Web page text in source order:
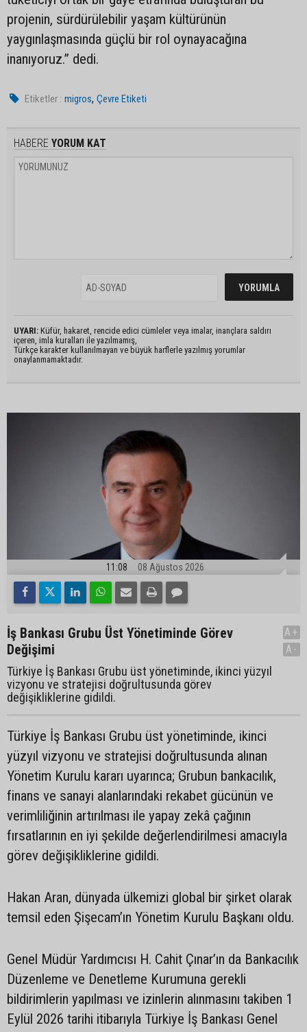
projenin, sürdürülebilir yaşam kültürünün
yaygınlaşmasında güçlü bir rol oynayacağına
inanıyoruz.” dedi.
Etiketler : migros,Çevre Etiketi
HABERE YORUM KAT
UYARI: Küfür, hakaret, rencide edici cümleler veya imalar, inançlara saldırı
içeren, imla kuralları ile yazılmamış,
Türkçe karakter kullanılmayan ve büyük harflerle yazılmış yorumlar
onaylanmamaktadır.
11:08 08 Ağustos 2026
İş Bankası Grubu Üst Yönetiminde Görev
Değişimi
Türkiye İş Bankası Grubu üst yönetiminde, ikinci yüzyıl
vizyonu ve stratejisi doğrultusunda görev
değişikliklerine gidildi.
A+
A-
Türkiye İş Bankası Grubu üst yönetiminde, ikinci
yüzyıl vizyonu ve stratejisi doğrultusunda alınan
Yönetim Kurulu kararı uyarınca; Grubun bankacılık,
finans ve sanayi alanlarındaki rekabet gücünün ve
verimliliğinin artırılması ile yapay zekâ çağının
fırsatlarının en iyi şekilde değerlendirilmesi amacıyla
görev değişikliklerine gidildi.
Hakan Aran, dünyada ülkemizi global bir şirket olarak
temsil eden Şişecam’ın Yönetim Kurulu Başkanı oldu.
Genel Müdür Yardımcısı H. Cahit Çınar’ın da Bankacılık
Düzenleme ve Denetleme Kurumuna gerekli
bildirimlerin yapılması ve izinlerin alınmasını takiben 1
Eylül 2026 tarihi itibarıyla Türkiye İş Bankası Genel